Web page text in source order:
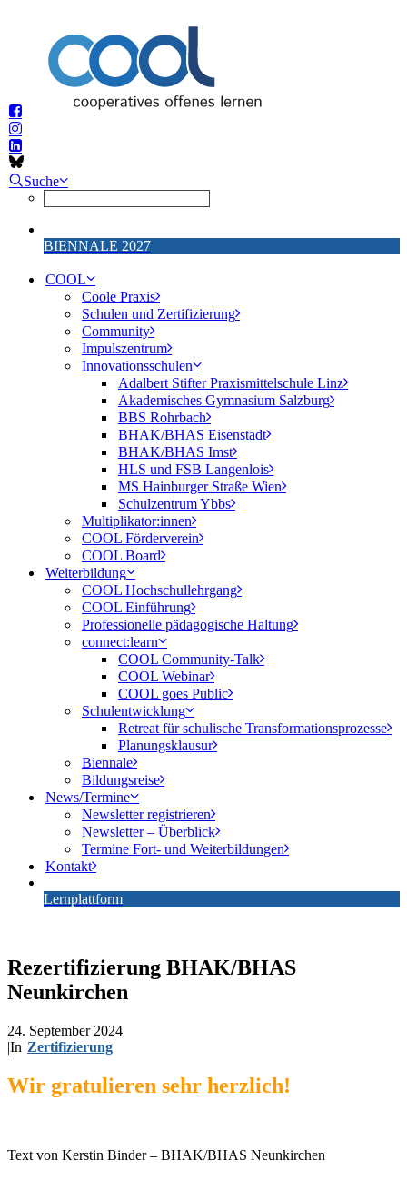
Suche
BIENNALE 2027
COOL
Coole Praxis
Schulen und Zertifizierung
Community
Impulszentrum
Innovationsschulen
Adalbert Stifter Praxismittelschule Linz
Akademisches Gymnasium Salzburg
BBS Rohrbach
BHAK/BHAS Eisenstadt
BHAK/BHAS Imst
HLS und FSB Langenlois
MS Hainburger Straße Wien
Schulzentrum Ybbs
Multiplikator:innen
COOL Förderverein
COOL Board
Weiterbildung
COOL Hochschullehrgang
COOL Einführung
Professionelle pädagogische Haltung
connect:learn
COOL Community-Talk
COOL Webinar
COOL goes Public
Schulentwicklung
Retreat für schulische Transformationsprozesse
Planungsklausur
Biennale
Bildungsreise
News/Termine
Newsletter registrieren
Newsletter – Überblick
Termine Fort- und Weiterbildungen
Kontakt
Lernplattform
Rezertifizierung BHAK/BHAS
Neunkirchen
24. September 2024
|In Zertifizierung
Wir gratulieren sehr herzlich!
Text von Kerstin Binder – BHAK/BHAS Neunkirchen